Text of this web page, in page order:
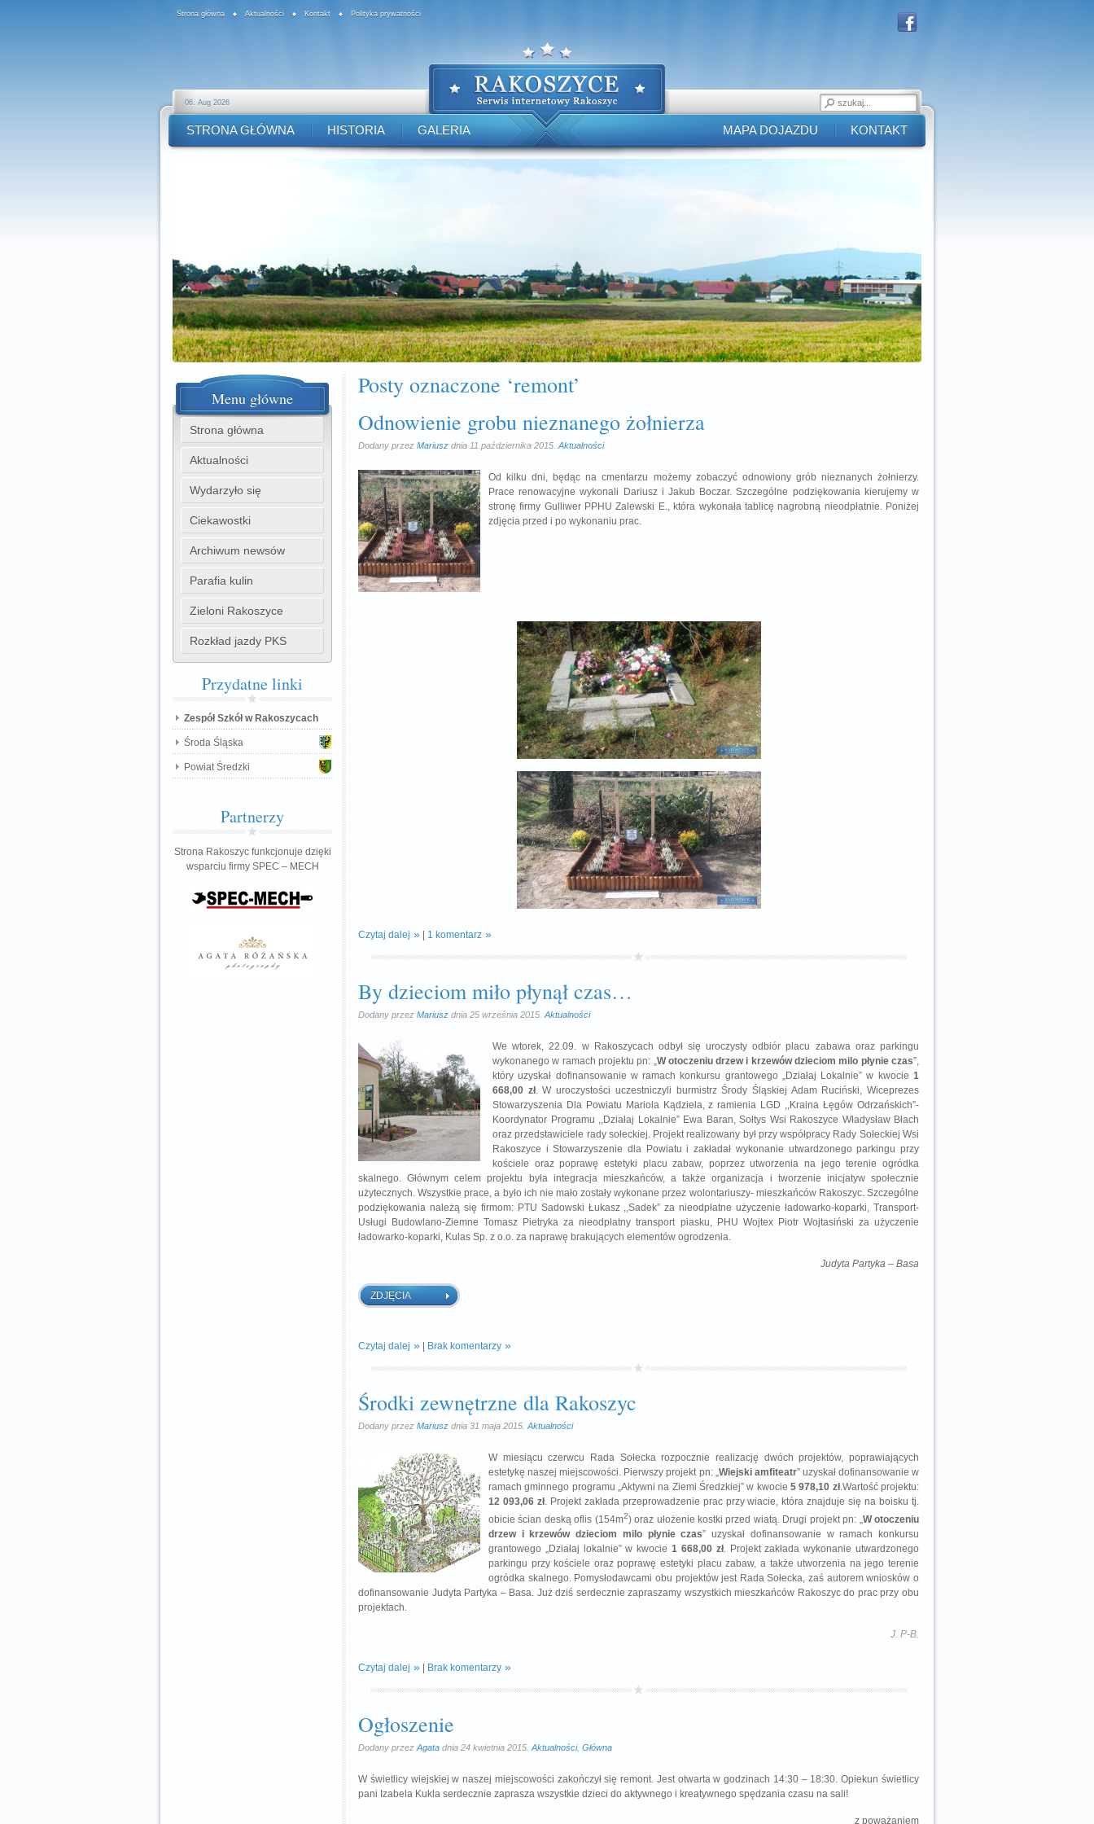
Strona główna Aktualności Kontakt Polityka prywatności
06. Aug 2026
STRONA GŁÓWNA HISTORIA GALERIA MAPA DOJAZDU KONTAKT
Posty oznaczone ‘remont’
Odnowienie grobu nieznanego żołnierza
Dodany przez Mariusz dnia 11 października 2015. Aktualności
Od kilku dni, będąc na cmentarzu możemy zobaczyć odnowiony grób nieznanych żołnierzy.
Prace renowacyjne wykonali Dariusz i Jakub Boczar. Szczególne podziękowania kierujemy w
stronę firmy Gulliwer PPHU Zalewski E., która wykonała tablicę nagrobną nieodpłatnie. Poniżej
zdjęcia przed i po wykonaniu prac.
Czytaj dalej 1 komentarz
By dzieciom miło płynął czas…
Dodany przez Mariusz dnia 25 września 2015. Aktualności
We wtorek, 22.09. w Rakoszycach odbył się uroczysty odbiór placu zabawa oraz parkingu
wykonanego w ramach projektu pn: „W otoczeniu drzew i krzewów dzieciom milo płynie czas”,
który uzyskał dofinansowanie w ramach konkursu grantowego „Działaj Lokalnie” w kwocie 1
668,00 zł. W uroczystości uczestniczyli burmistrz Środy Śląskiej Adam Ruciński, Wiceprezes
Stowarzyszenia Dla Powiatu Mariola Kądziela, z ramienia LGD ,,Kraina Łęgów Odrzańskich”-
Koordynator Programu ,,Działaj Lokalnie” Ewa Baran, Sołtys Wsi Rakoszyce Władysław Błach
oraz przedstawiciele rady sołeckiej. Projekt realizowany był przy współpracy Rady Sołeckiej Wsi
Rakoszyce i Stowarzyszenie dla Powiatu i zakładał wykonanie utwardzonego parkingu przy
kościele oraz poprawę estetyki placu zabaw, poprzez utworzenia na jego terenie ogródka
skalnego. Głównym celem projektu była integracja mieszkańców, a także organizacja i tworzenie inicjatyw społecznie
użytecznych. Wszystkie prace, a było ich nie mało zostały wykonane przez wolontariuszy- mieszkańców Rakoszyc. Szczególne
podziękowania należą się firmom: PTU Sadowski Łukasz ,,Sadek” za nieodpłatne użyczenie ładowarko-koparki, Transport-
Usługi Budowlano-Ziemne Tomasz Pietryka za nieodpłatny transport piasku, PHU Wojtex Piotr Wojtasiński za użyczenie
ładowarko-koparki, Kulas Sp. z o.o. za naprawę brakujących elementów ogrodzenia.
Judyta Partyka – Basa
ZDJĘCIA
Czytaj dalej Brak komentarzy
Środki zewnętrzne dla Rakoszyc
Dodany przez Mariusz dnia 31 maja 2015. Aktualności
W miesiącu czerwcu Rada Sołecka rozpocznie realizację dwóch projektów, poprawiających
estetykę naszej miejscowości. Pierwszy projekt pn: „Wiejski amfiteatr” uzyskał dofinansowanie w
ramach gminnego programu „Aktywni na Ziemi Średzkiej” w kwocie 5 978,10 zł.Wartość projektu:
12 093,06 zł. Projekt zakłada przeprowadzenie prac przy wiacie, która znajduje się na boisku tj.
obicie ścian deską oflis (154m2) oraz ułożenie kostki przed wiatą. Drugi projekt pn: „W otoczeniu
drzew i krzewów dzieciom milo płynie czas” uzyskał dofinansowanie w ramach konkursu
grantowego „Działaj lokalnie” w kwocie1 668,00 zł. Projekt zakłada wykonanie utwardzonego
parkingu przy kościele oraz poprawę estetyki placu zabaw, a także utworzenia na jego terenie
ogródka skalnego. Pomysłodawcami obu projektów jest Rada Sołecka, zaś autorem wniosków o
dofinansowanie Judyta Partyka – Basa. Już dziś serdecznie zapraszamy wszystkich mieszkańców Rakoszyc do prac przy obu
projektach.
J. P-B.
Czytaj dalej Brak komentarzy
Ogłoszenie
Dodany przez Agata dnia 24 kwietnia 2015. Aktualności, Główna
W świetlicy wiejskiej w naszej miejscowości zakończył się remont. Jest otwarta w godzinach 14:30 – 18:30. Opiekun świetlicy
pani Izabela Kukla serdecznie zaprasza wszystkie dzieci do aktywnego i kreatywnego spędzania czasu na sali!
z poważaniem
Menu główne
Strona główna
Aktualności
Wydarzyło się
Ciekawostki
Archiwum newsów
Parafia kulin
Zieloni Rakoszyce
Rozkład jazdy PKS
Przydatnelinki
Zespół Szkół w Rakoszycach
Środa Śląska
Powiat Średzki
Partnerzy
Strona Rakoszyc funkcjonuje dzięki
wsparciu firmy SPEC – MECH